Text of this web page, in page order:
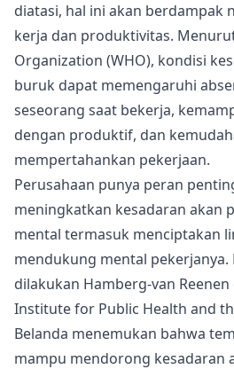
diatasi, hal ini akan berdampak
kerja dan produktivitas.
Organization (WHO), kondisi
buruk dapat memengaruhi
seseorang saat bekerja,
dengan produktif, dan
mempertahankan pekerjaan.
Perusahaan punya peran
meningkatkan kesadaran akan
mental termasuk menciptakan
mendukung mental pekerjanya.
dilakukan Hamberg-van
Institute for Public Health and
Belanda menemukan bahwa
mampu mendorong kesadaran